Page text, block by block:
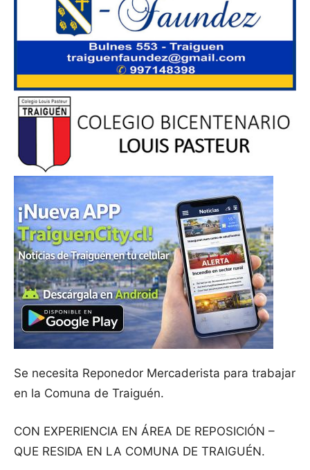
Se necesita Reponedor Mercaderista para trabajar
en la Comuna de Traiguén.
CON EXPERIENCIA EN ÁREA DE REPOSICIÓN –
QUE RESIDA EN LA COMUNA DE TRAIGUÉN.